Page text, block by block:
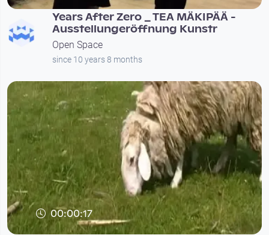
Years After Zero _ TEA MÄKIPÄÄ -
Ausstellungeröffnung Kunstr
Open Space
since 10 years 8 months
00:00:17